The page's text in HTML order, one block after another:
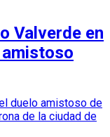
Valverde en
duelo amistoso de
de la ciudad de